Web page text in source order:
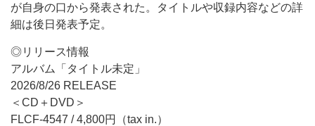
が自身の口から発表された。タイトルや収録内容などの詳
細は後日発表予定。
◎リリース情報
アルバム「タイトル未定」
2026/8/26 RELEASE
＜CD＋DVD＞
FLCF-4547 / 4,800円（tax in.）